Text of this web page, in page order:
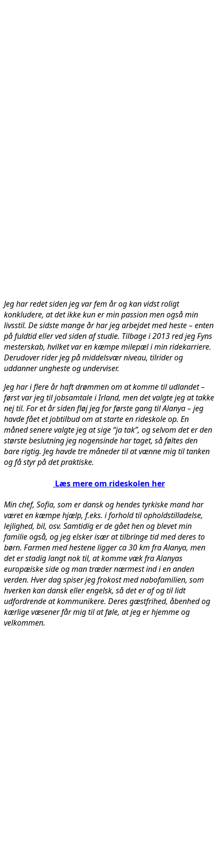
Jeg har redet siden jeg var fem år og kan vidst roligt
konkludere, at det ikke kun er min passion men også min
livsstil. De sidste mange år har jeg arbejdet med heste – enten
på fuldtid eller ved siden af studie. Tilbage i 2013 red jeg Fyns
mesterskab, hvilket var en kæmpe milepæl i min ridekarriere.
Derudover rider jeg på middelsvær niveau, tilrider og
uddanner ungheste og underviser.
Jeg har i flere år haft drømmen om at komme til udlandet –
først var jeg til jobsamtale i Irland, men det valgte jeg at takke
nej til. For et år siden fløj jeg for første gang til Alanya – jeg
havde fået et jobtilbud om at starte en rideskole op. En
måned senere valgte jeg at sige “ja tak”, og selvom det er den
største beslutning jeg nogensinde har taget, så føltes den
bare rigtig. Jeg havde tre måneder til at vænne mig til tanken
og få styr på det praktiske.
Læs mere om rideskolen her
Min chef, Sofia, som er dansk og hendes tyrkiske mand har
været en kæmpe hjælp, f.eks. i forhold til opholdstilladelse,
lejlighed, bil, osv. Samtidig er de gået hen og blevet min
familie også, og jeg elsker især at tilbringe tid med deres to
børn. Farmen med hestene ligger ca 30 km fra Alanya, men
det er stadig langt nok til, at komme væk fra Alanyas
europæiske side og man træder nærmest ind i en anden
verden. Hver dag spiser jeg frokost med nabofamilien, som
hverken kan dansk eller engelsk, så det er af og til lidt
udfordrende at kommunikere. Deres gæstfrihed, åbenhed og
kærlige væsener får mig til at føle, at jeg er hjemme og
velkommen.